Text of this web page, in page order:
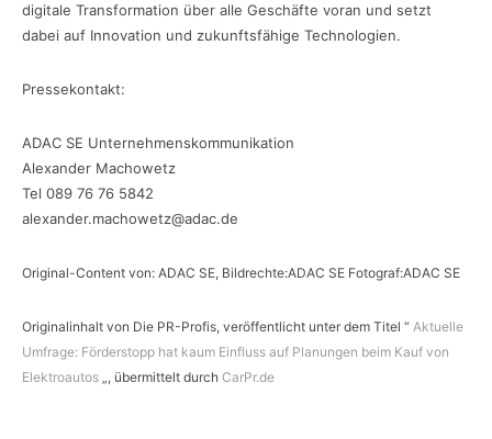
digitale Transformation über alle Geschäfte voran und setzt
dabei auf Innovation und zukunftsfähige Technologien.
Pressekontakt:
ADAC SE Unternehmenskommunikation
Alexander Machowetz
Tel 089 76 76 5842
alexander.machowetz@adac.de
Original-Content von: ADAC SE, Bildrechte:ADAC SE Fotograf:ADAC SE
Originalinhalt von Die PR-Profis, veröffentlicht unter dem Titel “ Aktuelle
Umfrage: Förderstopp hat kaum Einfluss auf Planungen beim Kauf von
Elektroautos „, übermittelt durch CarPr.de